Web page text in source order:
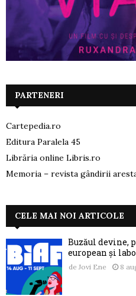
PARTENERI
Cartepedia.ro
Editura Paralela 45
Librăria online Libris.ro
Memoria – revista gândirii
CELE MAI NOI ARTICOLE
Buzăul devine,
european și
de Jovi Ene 8